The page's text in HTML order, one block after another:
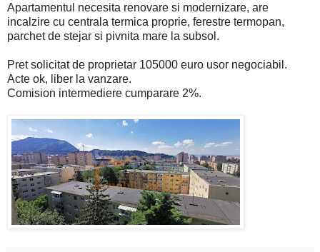
Apartamentul necesita renovare si modernizare, are
incalzire cu centrala termica proprie, ferestre termopan,
parchet de stejar si pivnita mare la subsol.
Pret solicitat de proprietar 105000 euro usor negociabil.
Acte ok, liber la vanzare.
Comision intermediere cumparare 2%.